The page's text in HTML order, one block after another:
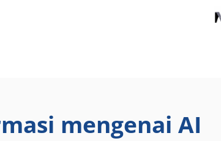
mengenai AI